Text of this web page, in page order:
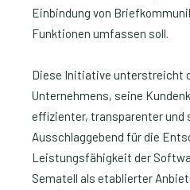
Einbindung von
Funktionen umfassen soll.
Diese Initiative unterstreicht
Unternehmens, seine
effizienter, transparenter und
Ausschlaggebend für die
Leistungsfähigkeit der
Sematell als etablierter